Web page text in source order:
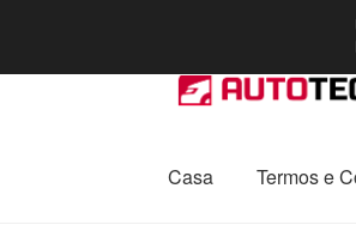
Ir
para
navegação
Saltar
para
conteúdo
Casa Termos e